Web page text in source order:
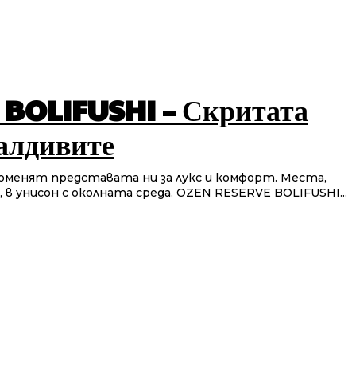
BOLIFUSHI – Скритата
представата ни за лукс и комфорт. Места,
унисон с околната среда. OZEN RESERVE BOLIFUSHI...